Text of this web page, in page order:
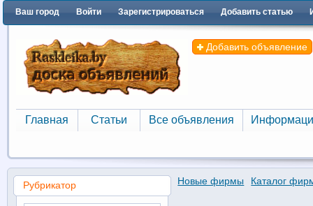
Ваш город Войти Зарегистрироваться Добавить статью
Добавить объявление
Главная
Главная
Статьи
Статьи
Все объявления
Все объявления
Новые фирмы Каталог
Рубрикатор